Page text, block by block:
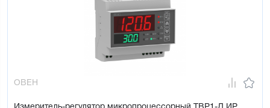
ОВЕН